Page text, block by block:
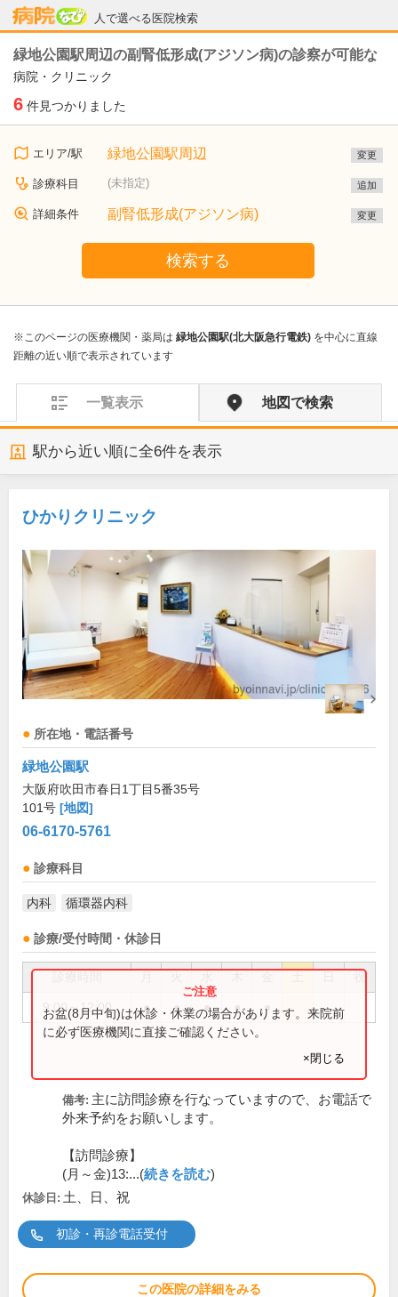
人で選べる医院検索
病院なび
緑地公園駅周辺の副腎低形成(アジソン病)の診察が可能な
病院・クリニック
6 件見つかりました
エリア/駅 緑地公園駅周辺 変更
診療科目 (未指定) 追加
詳細条件 副腎低形成(アジソン病) 変更
検索する
※このページの医療機関・薬局は 緑地公園駅(北大阪急行電鉄) を中心に直線
距離の近い順で表示されています
一覧表示 地図で検索
駅から近い順に全6件を表示
ひかりクリニック
所在地・電話番号
緑地公園駅
大阪府吹田市春日1丁目5番35号
101号 [地図]
06-6170-5761
診療科目
内科 循環器内科
診療/受付時間・休診日
祝
9:00～12:00 ● ● ● ● ●
お盆(8月中旬)は休診・休業の場合があります。来院前
に必ず医療機関に直接ご確認ください。
×閉じる
備考: 主に訪問診療を行なっていますので、お電話で
外来予約をお願いします。
【訪問診療】
(月～金)13:...(続きを読む)
休診日: 土、日、祝
初診・再診電話受付
この医院の詳細をみる